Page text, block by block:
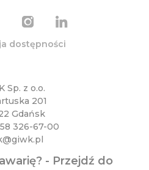
Sp. z o.o.
201
Gdańsk
326-67-00
- Przejdź do
dostępności